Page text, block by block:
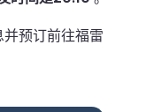
预订前往福雷